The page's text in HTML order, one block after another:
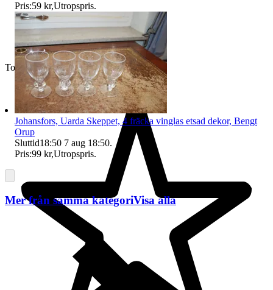
Toppsäljare
Pris:59 kr,Utropspris.
Johansfors, Uarda Skeppet, 4 fräcka vinglas etsad dekor, Bengt
Orup
Sluttid18:50 7 aug 18:50.
Pris:99 kr,Utropspris.
Mer från samma kategoriVisa alla